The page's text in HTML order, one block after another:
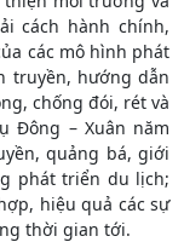
cách hành chính,
các mô hình phát
truyền, hướng dẫn
chống đói, rét và
Đông – Xuân năm
quảng bá, giới
phát triển du lịch;
hiệu quả các sự
thời gian tới.